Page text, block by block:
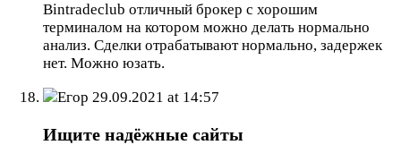
Bintradeclub отличный брокер с хорошим
терминалом на котором можно делать нормально
анализ. Сделки отрабатывают нормально, задержек
нет. Можно юзать.
Егор 29.09.2021 at 14:57
Ищите надёжные сайты